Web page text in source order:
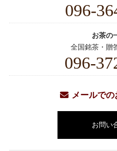
096-
お茶の
全国銘茶・贈
096-
メールで
お問い